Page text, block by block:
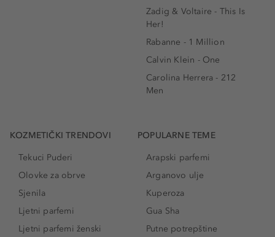
Zadig & Voltaire - This Is
Her!
Rabanne - 1 Million
Calvin Klein - One
Carolina Herrera - 212
Men
KOZMETIČKI TRENDOVI
Tekuci Puderi
Olovke za obrve
Sjenila
Ljetni parfemi
Ljetni parfemi ženski
POPULARNE TEME
Arapski parfemi
Arganovo ulje
Kuperoza
Gua Sha
Putne potrepštine